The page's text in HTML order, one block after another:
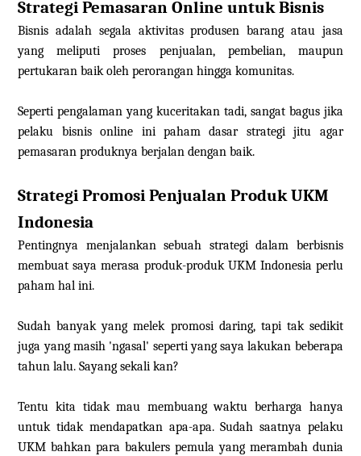
Strategi Pemasaran Online untuk Bisnis
Bisnis adalah segala aktivitas produsen barang atau jasa
yang meliputi proses penjualan, pembelian, maupun
pertukaran baik oleh perorangan hingga komunitas.
Seperti pengalaman yang kuceritakan tadi, sangat bagus jika
pelaku bisnis online ini paham dasar strategi jitu agar
pemasaran produknya berjalan dengan baik.
Strategi Promosi Penjualan Produk UKM
Indonesia
Pentingnya menjalankan sebuah strategi dalam berbisnis
membuat saya merasa produk-produk UKM Indonesia perlu
paham hal ini.
Sudah banyak yang melek promosi daring, tapi tak sedikit
juga yang masih 'ngasal' seperti yang saya lakukan beberapa
tahun lalu. Sayang sekali kan?
Tentu kita tidak mau membuang waktu berharga hanya
untuk tidak mendapatkan apa-apa. Sudah saatnya pelaku
UKM bahkan para bakulers pemula yang merambah dunia